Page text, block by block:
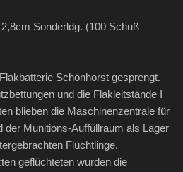
Sonderldg. (100 Schuß
Schönhorst gesprengt.
und die Flakleitstände I
blieben die Maschinenzentrale für
der Munitions-Auffüllraum als Lager
Flüchtlinge.
geflüchteten wurden die